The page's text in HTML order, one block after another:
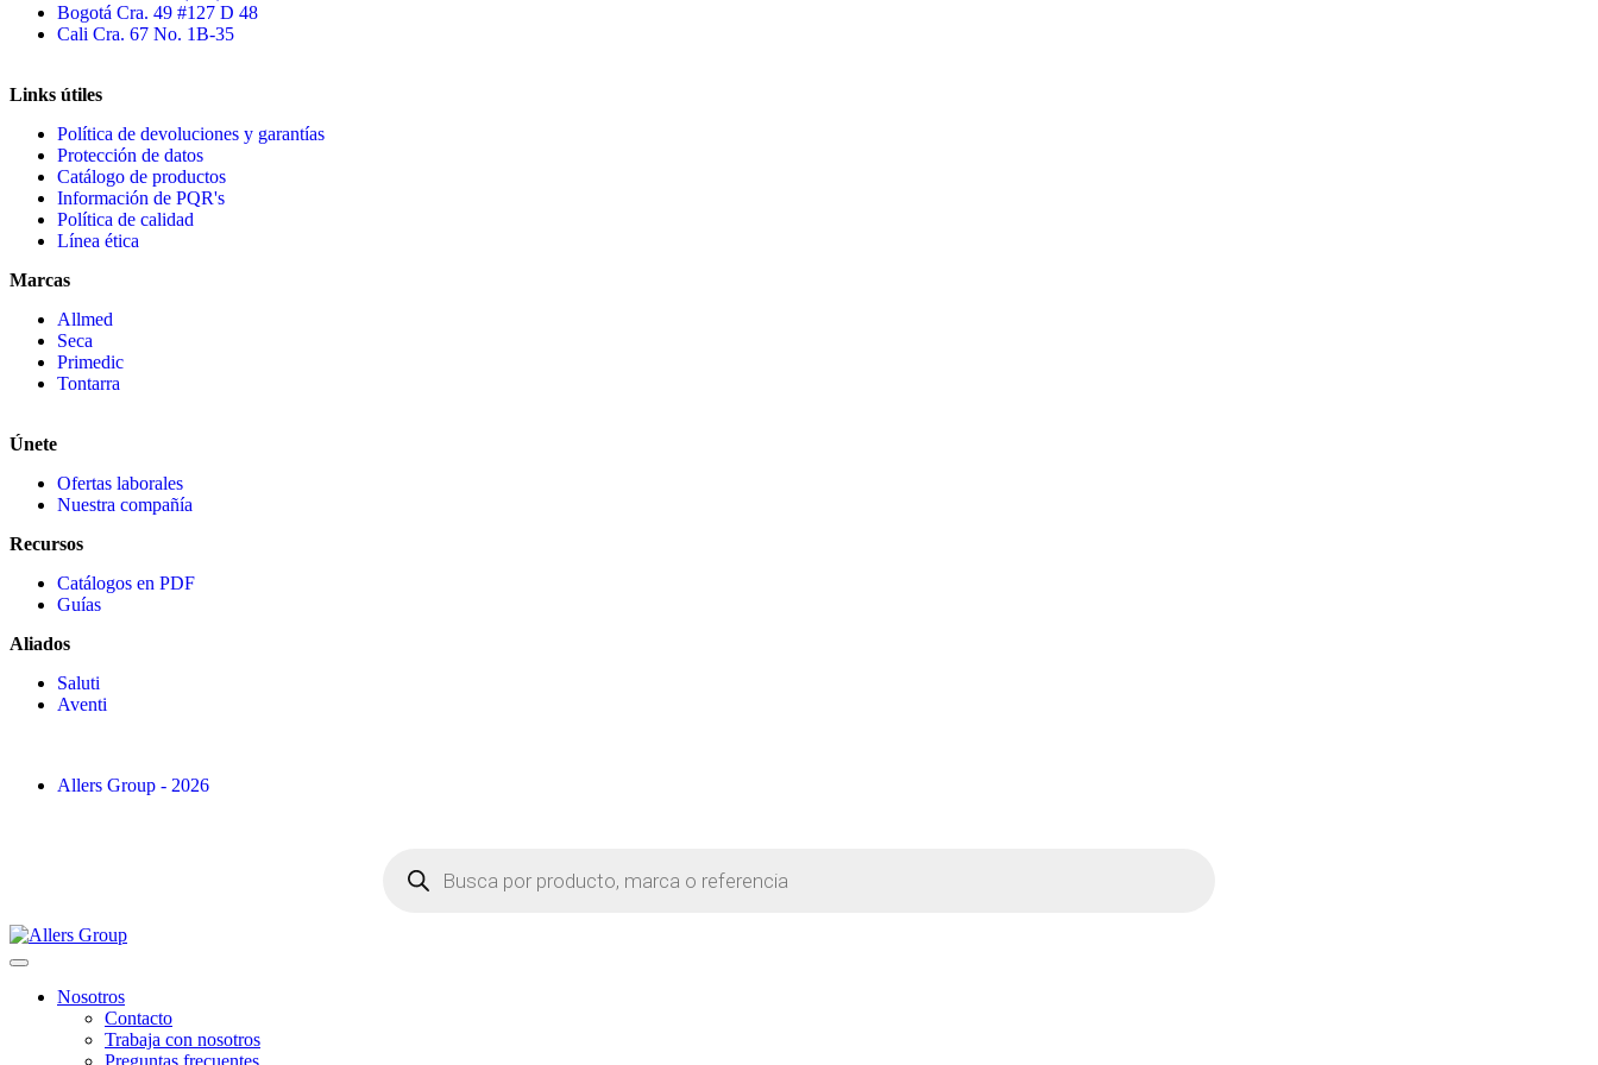
Bogotá Cra. 49 #127 D 48
Cali Cra. 67 No. 1B-35
Links útiles
Política de devoluciones y garantías
Protección de datos
Catálogo de productos
Información de PQR's
Política de calidad
Línea ética
Marcas
Allmed
Seca
Primedic
Tontarra
Únete
Ofertas laborales
Nuestra compañía
Recursos
Catálogos en PDF
Guías
Aliados
Saluti
Aventi
Allers Group - 2026
Nosotros
Contacto
Trabaja con nosotros
Preguntas frecuentes